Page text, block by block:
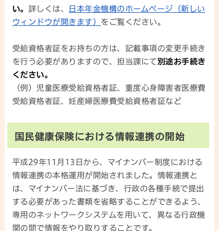
い。 詳しくは、
日本年金機構のホームページ（新しい
ウィンドウが開きます） をご覧ください。
受給資格者証をお持ちの方は、記載事項の変更手続き
を行う必要がありますので、担当課にて別途お手続き
ください。
（例）児童医療受給資格者証、重度心身障害者医療費
受給資格者証、妊産婦医療費受給資格者証など
国民健康保険における情報連携の開始
平成29年11月13日から、マイナンバー制度における
情報連携の本格運用が開始されました。情報連携と
は、マイナンバー法に基づき、行政の各種手続で提出
する必要があった書類を省略することができるよう、
専用のネットワークシステムを用いて、異なる行政機
関の間で情報をやり取りすることです。